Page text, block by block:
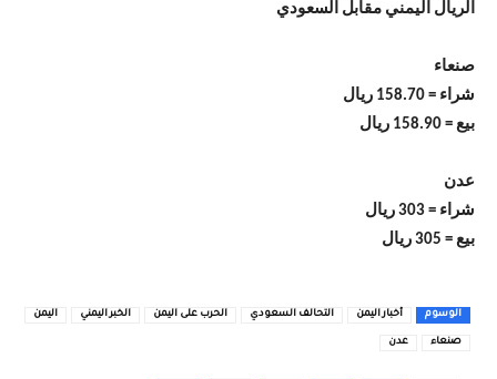
الريال اليمني مقابل السعودي
صنعاء
شراء = 158.70 ريال
بيع = 158.90 ريال
عدن
شراء = 303 ريال
بيع = 305 ريال
الوسوم أخبار اليمن التحالف السعودي الحرب على اليمن الخبر اليمني اليمن
صنعاء عدن